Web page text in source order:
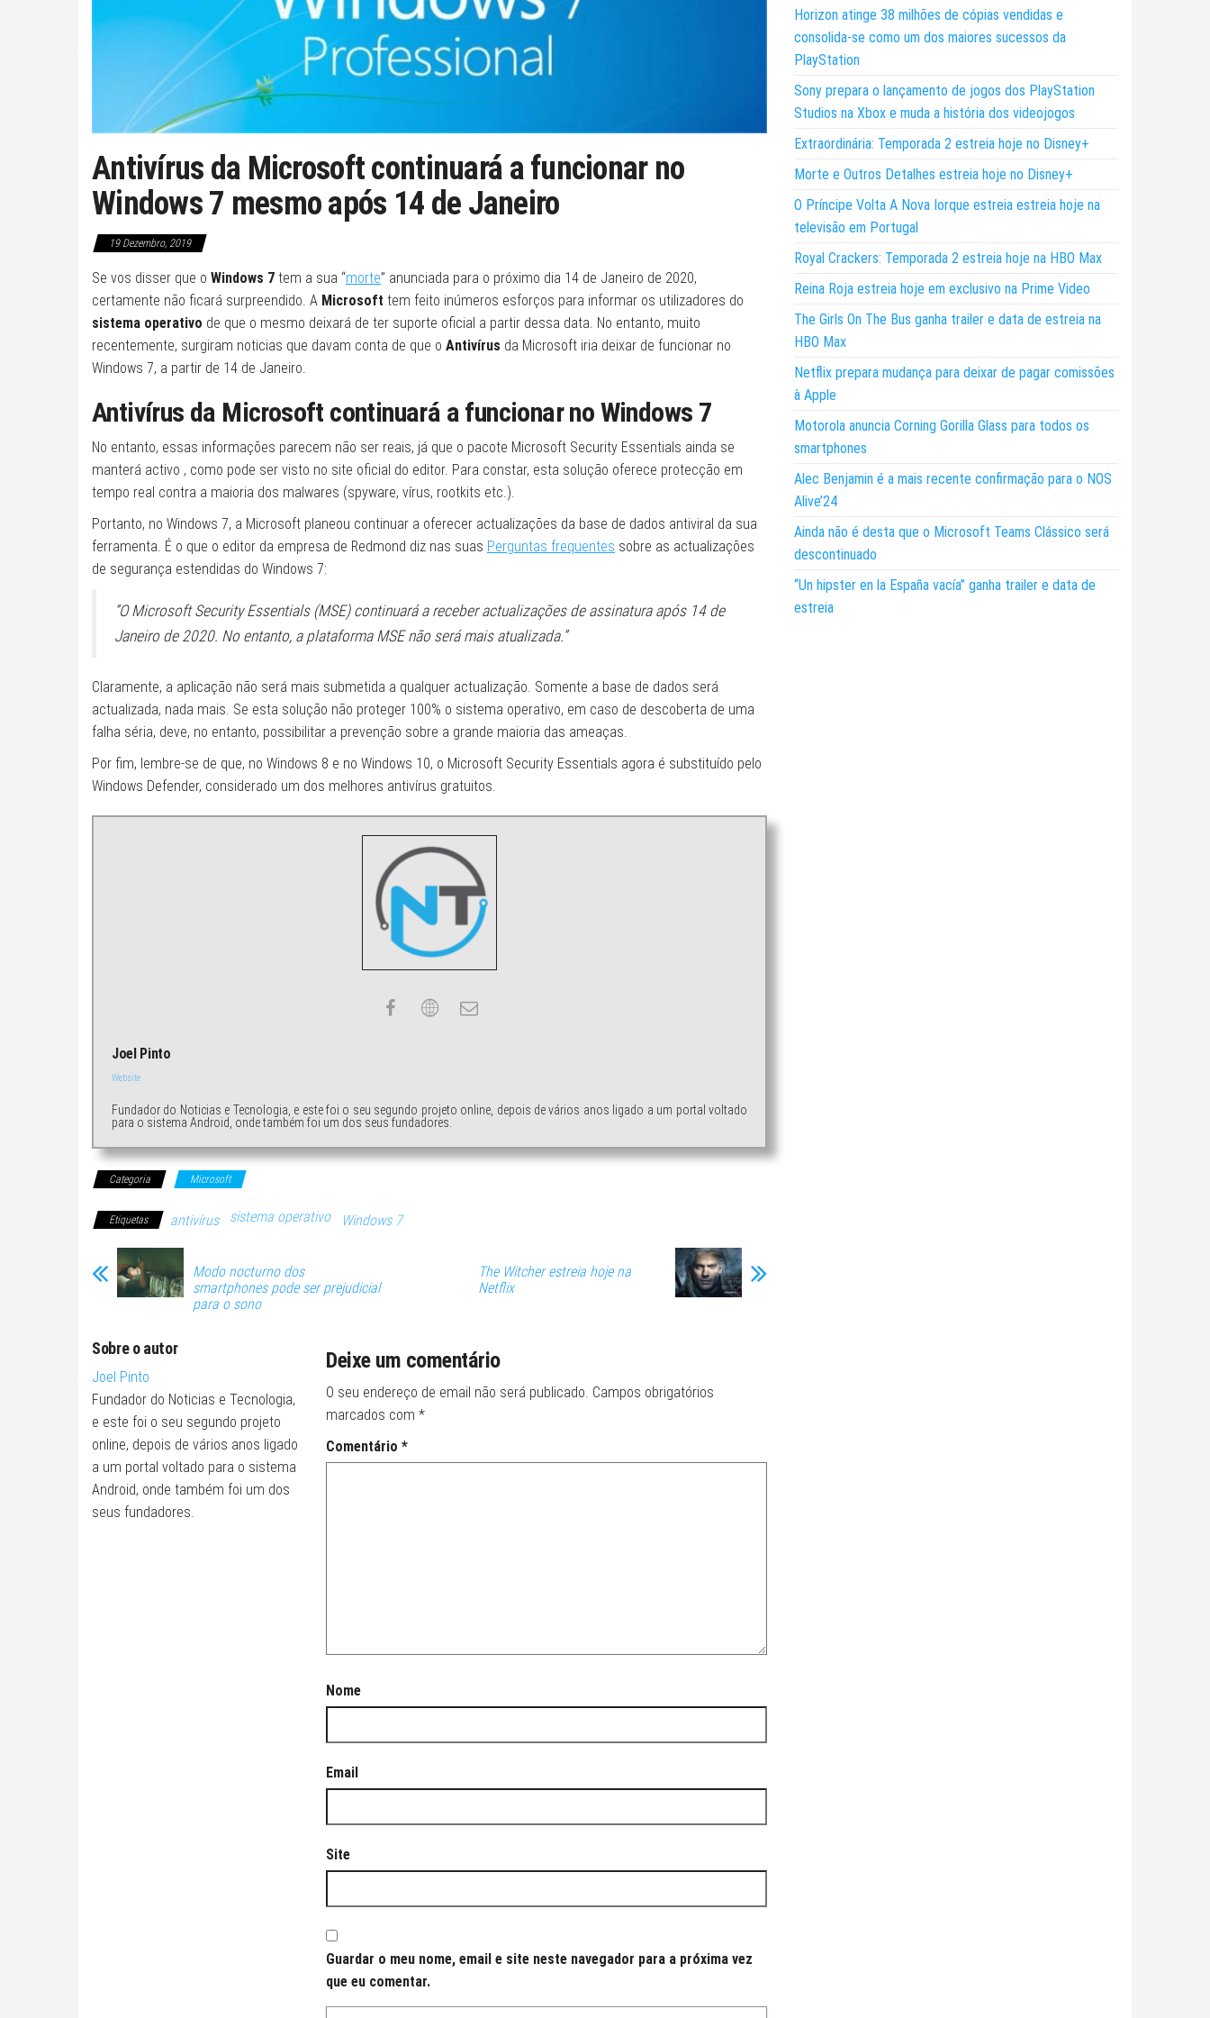
Antivírus da Microsoft continuará a funcionar no
Windows 7 mesmo após 14 de Janeiro
19 Dezembro, 2019
Se vos disser que o Windows 7 tem a sua “morte” anunciada para o próximo dia 14 de Janeiro de 2020,
certamente não ficará surpreendido. A Microsoft tem feito inúmeros esforços para informar os utilizadores do
sistema operativo de que o mesmo deixará de ter suporte oficial a partir dessa data. No entanto, muito
recentemente, surgiram noticias que davam conta de que o Antivírus da Microsoft iria deixar de funcionar no
Windows 7, a partir de 14 de Janeiro.
Antivírus da Microsoft continuará a funcionar no Windows 7
No entanto, essas informações parecem não ser reais, já que o pacote Microsoft Security Essentials ainda se
manterá activo , como pode ser visto no site oficial do editor. Para constar, esta solução oferece protecção em
tempo real contra a maioria dos malwares (spyware, vírus, rootkits etc.).
Portanto, no Windows 7, a Microsoft planeou continuar a oferecer actualizações da base de dados antiviral da sua
ferramenta. É o que o editor da empresa de Redmond diz nas suas Perguntas frequentes sobre as actualizações
de segurança estendidas do Windows 7:
“O Microsoft Security Essentials (MSE) continuará a receber actualizações de assinatura após 14 de
Janeiro de 2020. No entanto, a plataforma MSE não será mais atualizada.”
Claramente, a aplicação não será mais submetida a qualquer actualização. Somente a base de dados será
actualizada, nada mais. Se esta solução não proteger 100% o sistema operativo, em caso de descoberta de uma
falha séria, deve, no entanto, possibilitar a prevenção sobre a grande maioria das ameaças.
Por fim, lembre-se de que, no Windows 8 e no Windows 10, o Microsoft Security Essentials agora é substituído pelo
Windows Defender, considerado um dos melhores antivírus gratuitos.
Joel Pinto
Website
Fundador do Noticias e Tecnologia, e este foi o seu segundo projeto online, depois de vários anos ligado a um portal voltado
para o sistema Android, onde também foi um dos seus fundadores.
Categoria Microsoft
Etiquetas antivírus sistema operativo Windows 7
Modo nocturno dos
smartphones pode ser prejudicial
para o sono
The Witcher estreia hoje na
Netflix
Sobre o autor
Joel Pinto
Fundador do Noticias e Tecnologia,
e este foi o seu segundo projeto
online, depois de vários anos ligado
a um portal voltado para o sistema
Android, onde também foi um dos
seus fundadores.
Deixe um comentário
O seu endereço de email não será publicado. Campos obrigatórios
marcados com *
Comentário *
Nome
Email
Site
Guardar o meu nome, email e site neste navegador para a próxima vez
que eu comentar.
Horizon atinge 38 milhões de cópias vendidas e
consolida-se como um dos maiores sucessos da
PlayStation
Sony prepara o lançamento de jogos dos PlayStation
Studios na Xbox e muda a história dos videojogos
Extraordinária: Temporada 2 estreia hoje no Disney+
Morte e Outros Detalhes estreia hoje no Disney+
O Príncipe Volta A Nova Iorque estreia estreia hoje na
televisão em Portugal
Royal Crackers: Temporada 2 estreia hoje na HBO Max
Reina Roja estreia hoje em exclusivo na Prime Video
The Girls On The Bus ganha trailer e data de estreia na
HBO Max
Netflix prepara mudança para deixar de pagar comissões
à Apple
Motorola anuncia Corning Gorilla Glass para todos os
smartphones
Alec Benjamin é a mais recente confirmação para o NOS
Alive’24
Ainda não é desta que o Microsoft Teams Clássico será
descontinuado
“Un hipster en la España vacía” ganha trailer e data de
estreia